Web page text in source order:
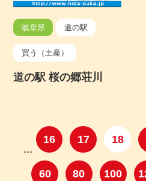
岐阜県 道の駅
買う（土産）
道の駅 桜の郷荘川
...
16 17 18
60 80 100